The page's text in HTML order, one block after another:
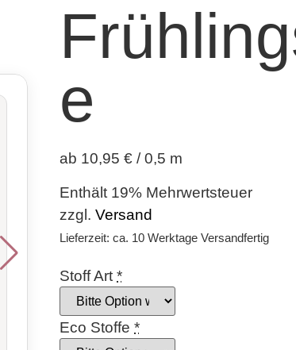
e
ab 10,95 € / 0,5 m
Enthält 19% Mehrwertsteuer
zzgl. Versand
Lieferzeit: ca. 10 Werktage Versandfertig
Stoff Art *
Eco Stoffe *